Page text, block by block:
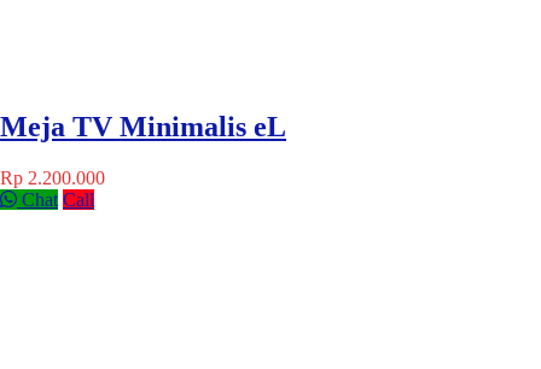
Meja TV Minimalis eL
Rp 2.200.000
Chat Call